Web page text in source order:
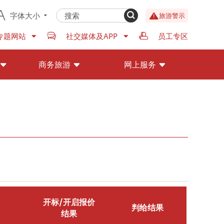
字体大小 旅游警示
题网站 社交媒体及APP 员工专区
商务旅游 网上服务
开标/开启报价
结果
判给结果